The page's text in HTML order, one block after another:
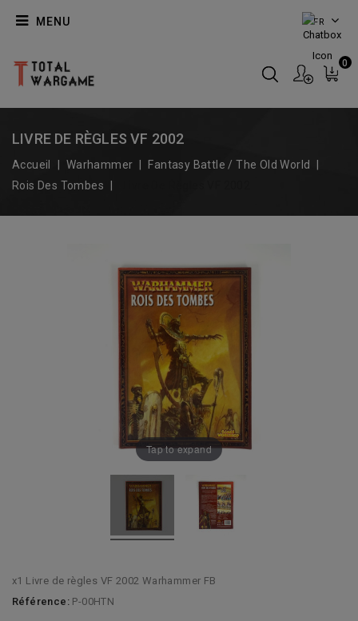
FR
MENU
0
LIVRE DE RÈGLES VF 2002
Accueil Warhammer
Fantasy Battle / The Old World
Rois Des Tombes
Promo !
Tap to expand
x1 Livre de règles VF 2002 Warhammer FB
Référence: P-00HTN